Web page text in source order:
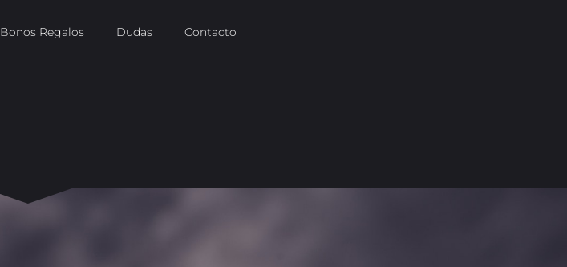
Bonos Regalos Dudas Contacto